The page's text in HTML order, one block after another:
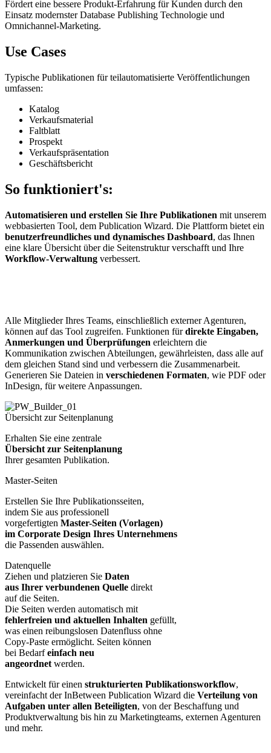
Fördert eine bessere Produkt-Erfahrung für Kunden durch den
Einsatz modernster Database Publishing Technologie und
Omnichannel-Marketing.
Use Cases
Typische Publikationen für teilautomatisierte Veröffentlichungen
umfassen:
Katalog
Verkaufsmaterial
Faltblatt
Prospekt
Verkaufspräsentation
Geschäftsbericht
So funktioniert's:
Automatisieren und erstellen Sie Ihre Publikationen mit unserem
webbasierten Tool, dem Publication Wizard. Die Plattform bietet ein
benutzerfreundliches und dynamisches Dashboard, das Ihnen
eine klare Übersicht über die Seitenstruktur verschafft und Ihre
Workflow-Verwaltung verbessert.
Alle Mitglieder Ihres Teams, einschließlich externer Agenturen,
können auf das Tool zugreifen. Funktionen fürdirekte Eingaben,
Anmerkungen und Überprüfungen erleichtern die
Kommunikation zwischen Abteilungen, gewährleisten, dass alle auf
dem gleichen Stand sind und verbessern die Zusammenarbeit.
Generieren Sie Dateien in verschiedenen Formaten, wie PDF oder
InDesign, für weitere Anpassungen.
Übersicht zur Seitenplanung
Erhalten Sie eine zentrale
Übersicht zur Seitenplanung
Ihrer gesamten Publikation.
Master-Seiten
Erstellen Sie Ihre Publikationsseiten,
indem Sie aus professionell
vorgefertigten Master-Seiten (Vorlagen)
im Corporate Design Ihres Unternehmens
die Passenden auswählen.
Datenquelle
Ziehen und platzieren Sie Daten
aus Ihrer verbundenen Quelle direkt
auf die Seiten.
Die Seiten werden automatisch mit
fehlerfreien und aktuellen Inhalten gefüllt,
was einen reibungslosen Datenfluss ohne
Copy-Paste ermöglicht. Seiten können
bei Bedarfeinfach neu
angeordnet werden.
Entwickelt für einen strukturierten Publikationsworkflow,
vereinfacht der InBetween Publication Wizard die Verteilung von
Aufgaben unter allen Beteiligten, von der Beschaffung und
Produktverwaltung bis hin zu Marketingteams, externen Agenturen
und mehr.